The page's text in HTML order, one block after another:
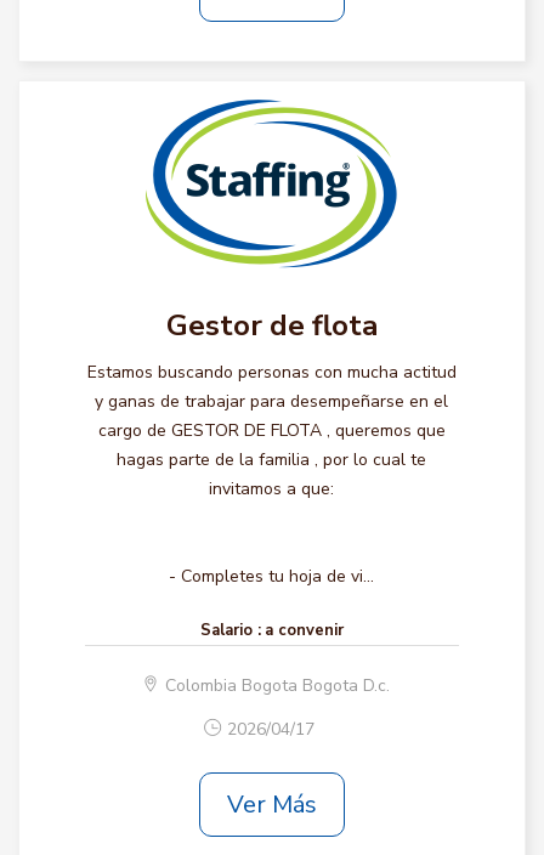
Gestor de flota
Estamos buscando personas con mucha actitud
y ganas de trabajar para desempeñarse en el
cargo de GESTOR DE FLOTA , queremos que
hagas parte de la familia , por lo cual te
invitamos a que:
- Completes tu hoja de vi...
Salario : a convenir
Colombia Bogota Bogota D.c.
2026/04/17
Ver Más